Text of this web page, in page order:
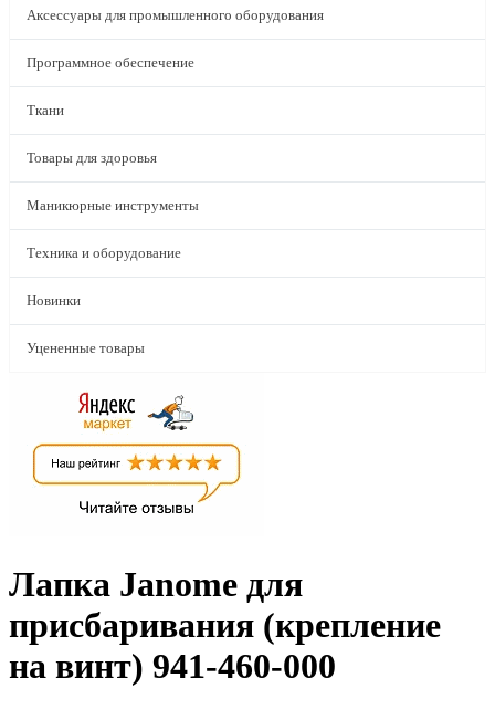
Аксессуары для промышленного оборудования
Программное обеспечение
Ткани
Товары для здоровья
Маникюрные инструменты
Техника и оборудование
Новинки
Уцененные товары
Лапка Janome для
присбаривания (крепление
на винт) 941-460-000